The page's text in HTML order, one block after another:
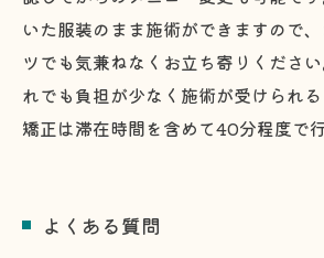
いた服装のまま施術ができますので
ツでも気兼ねなくお立ち寄りくださ
れでも負担が少なく施術が受けられ
矯正は滞在時間を含めて40分程度で
よくある質問